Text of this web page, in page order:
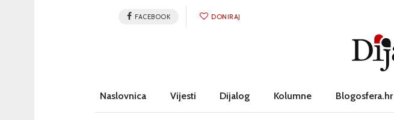
FACEBOOK DONIRAJ
Naslovnica Vijesti Dijalog Kolumne Blogosfera.hr